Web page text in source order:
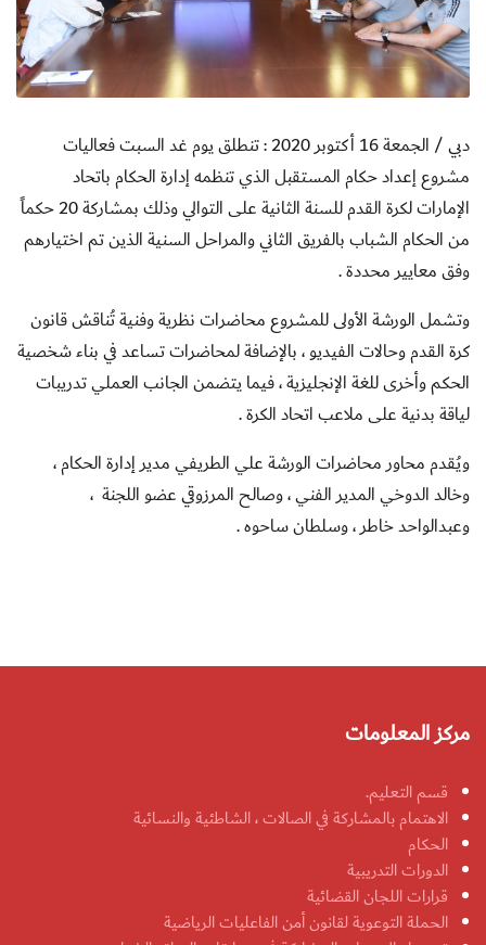
دبي / الجمعة 16 أكتوبر 2020 :
تنطلق يوم غد السبت فعاليات
مشروع إعداد حكام المستقبل الذي تنظمه إدارة الحكام باتحاد
الإمارات لكرة القدم للسنة الثانية على التوالي وذلك بمشاركة 20 حكماً
من الحكام الشباب بالفريق الثاني والمراحل السنية الذين تم اختيارهم
وفق معايير محددة .
وتشمل الورشة الأولى للمشروع محاضرات نظرية وفنية تُناقش قانون
كرة القدم وحالات الفيديو ، بالإضافة لمحاضرات تساعد في بناء شخصية
الحكم وأخرى للغة الإنجليزية ، فيما يتضمن الجانب العملي تدريبات
لياقة بدنية على ملاعب اتحاد الكرة .
ويُقدم محاور محاضرات الورشة علي الطريفي مدير إدارة الحكام ،
وخالد الدوخي المدير الفني ، وصالح المرزوقي عضو اللجنة ،
وعبدالواحد خاطر ، وسلطان ساحوه .
مركز المعلومات
قسم التعليم.
الاهتمام بالمشاركة في الصالات ، الشاطئية والنسائية
الحكام
الدورات التدريبية
قرارات اللجان القضائية
الحملة التوعوية لقانون أمن الفاعليات الرياضية